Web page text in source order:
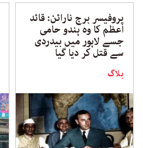
پروفیسر برج نارائن: قائد
اعظم کا وہ ہندو حامی
جسے لاہور میں بیدردی
سے قتل کر دیا گیا
بلاگ